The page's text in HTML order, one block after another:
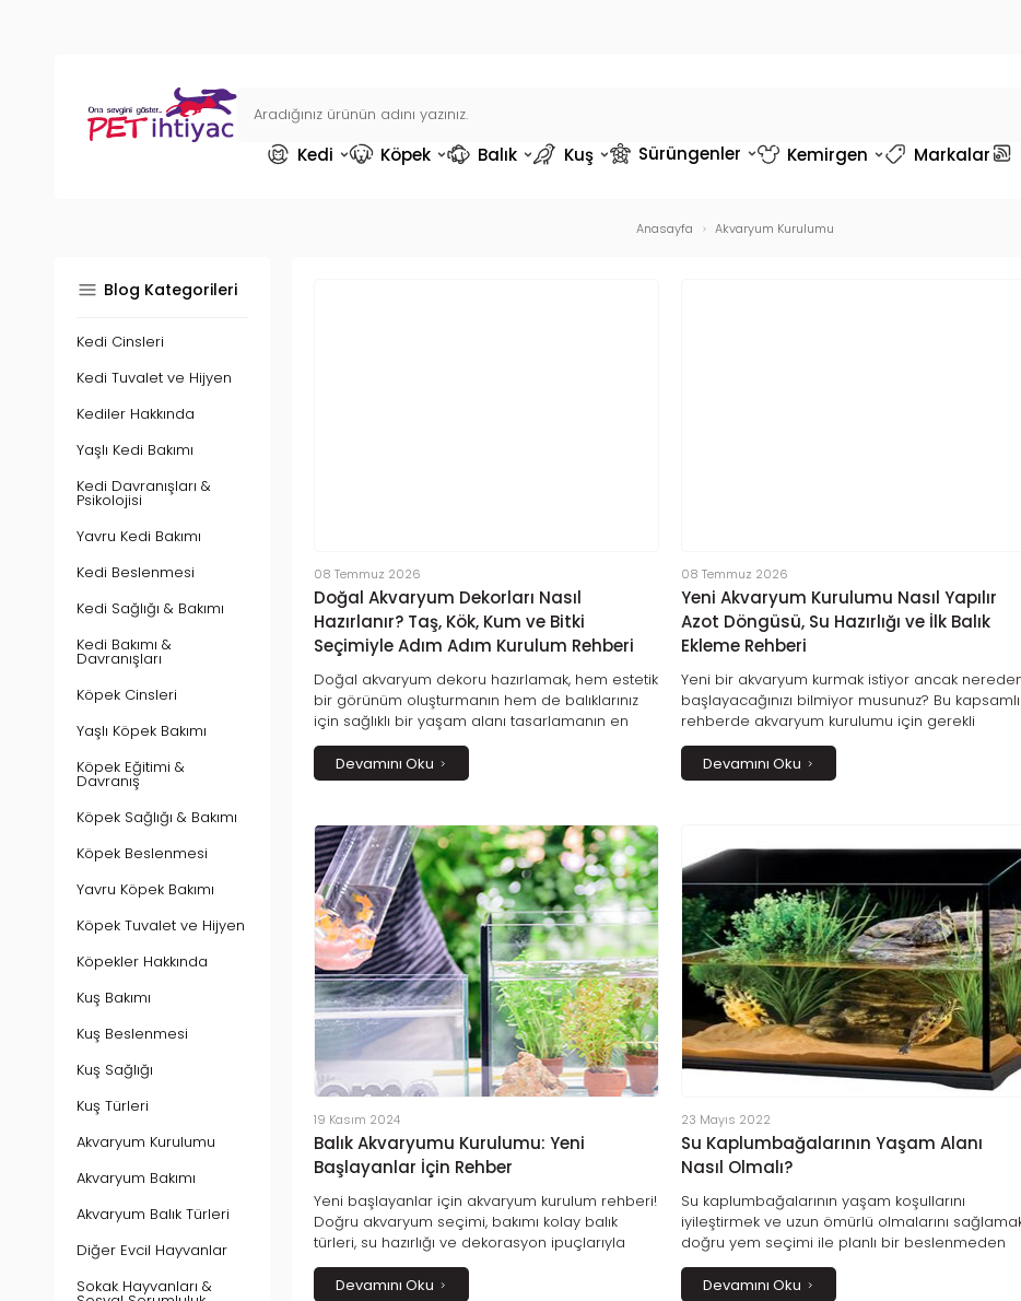
Kedi Köpek Balık Kuş Sürüngenler Kemirgen Markalar
Anasayfa Akvaryum Kurulumu
Blog Kategorileri
Kedi Cinsleri
Kedi Tuvalet ve Hijyen
Kediler Hakkında
Yaşlı Kedi Bakımı
Kedi Davranışları &
Psikolojisi
Yavru Kedi Bakımı
Kedi Beslenmesi
Kedi Sağlığı & Bakımı
Kedi Bakımı &
Davranışları
Köpek Cinsleri
Yaşlı Köpek Bakımı
Köpek Eğitimi &
Davranış
Köpek Sağlığı & Bakımı
Köpek Beslenmesi
Yavru Köpek Bakımı
Köpek Tuvalet ve Hijyen
Köpekler Hakkında
Kuş Bakımı
Kuş Beslenmesi
Kuş Sağlığı
Kuş Türleri
Akvaryum Kurulumu
Akvaryum Bakımı
Akvaryum Balık Türleri
Diğer Evcil Hayvanlar
Sokak Hayvanları &
08 Temmuz 2026
Doğal Akvaryum Dekorları Nasıl
Hazırlanır? Taş, Kök, Kum ve Bitki
Seçimiyle Adım Adım Kurulum Rehberi
Doğal akvaryum dekoru hazırlamak, hem estetik
bir görünüm oluşturmanın hem de balıklarınız
için sağlıklı bir yaşam alanı tasarlamanın en
etkili yollarından biridir. Bu rehberde akvaryum
için uygun taş, kök, kum ve bitki seçiminden
profesyonel dekor yerleşimine, kurulum
kadar bilmeniz gereken tüm detayları
bulabilirsiniz. Doğru malzemeler ve düzenli
bakım ile doğal görünümlü, dengeli ve uzun
ömürlü bir akvaryum oluşturmanın püf
noktalarını keşfedin.
Devamını Oku
08 Temmuz 2026
Yeni Akvaryum Kurulumu Nasıl Yapılır
Azot Döngüsü, Su Hazırlığı ve İlk Balık
Ekleme Rehberi
Yeni bir akvaryum kurmak istiyor ancak
başlayacağınızı bilmiyor musunuz? Bu kapsamlı
rehberde akvaryum kurulumu için gerekli
ekipmanlardan su hazırlığına, azot döngüsünün
öneminden ilk balıkların ne zaman eklenmesi
gerektiğine kadar tüm adımları detaylı şekilde
planı ve yeni başlayanların en sık yaptığı
hatalar hakkında pratik bilgilerle sağlıklı ve uzun
ömürlü bir akvaryum oluşturmanın püf
noktalarını keşfedebilirsiniz.
Devamını Oku
19 Kasım 2024
Balık Akvaryumu Kurulumu: Yeni
Başlayanlar İçin Rehber
Yeni başlayanlar için akvaryum kurulum rehberi!
Doğru akvaryum seçimi, bakımı kolay balık
türleri, su hazırlığı ve dekorasyon ipuçlarıyla
balıklarınız için sağlıklı bir yaşam alanı oluşturun.
Adım adım rehberimizi okuyarak evinizde huzur
Devamını Oku
23 Mayıs 2022
Su Kaplumbağalarının Yaşam Alanı
Nasıl Olmalı?
Su kaplumbağalarının yaşam koşullarını
iyileştirmek ve uzun ömürlü olmalarını
doğru yem seçimi ile planlı bir beslenmeden
geçer. Ayrıca kaplumbağaların tüm
ihtiyaçlarına cevap verecek bir akvaryum
Devamını Oku